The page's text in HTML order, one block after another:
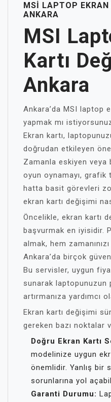
MSI LAPTOP
ANKARA
MSI
Kartı
Ankara
Ankara’da MSI laptop
yapmak mı
Ekran kartı,
doğrudan etkileyen
Zamanla eskiyen veya
oyun oynamayı, grafik
hatta basit görevleri
ekran kartı değişimi
Öncelikle, ekran kartı
başvurmak en iyisidir.
almak, hem
Ankara’da birçok
Bu servisler, uygun
sunarak laptopunuzun
artırmanıza yardımcı
Ekran kartı değişimi
gereken bazı noktalar
Doğru Ekran Kartı
modelinize uygun
önemlidir. Yanlış bir
sorunlarına yol
Garanti Durumu: